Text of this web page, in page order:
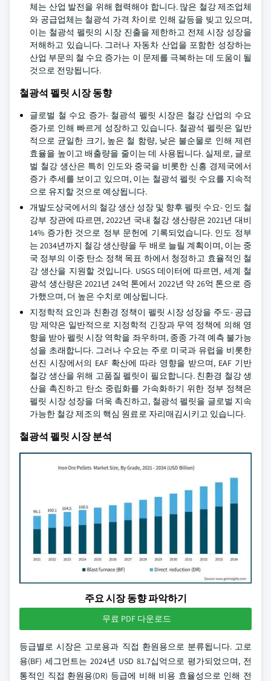
체는 산업 발전을 위해 협력해야 합니다. 많은 철강 제조업체
와 공급업체는 철광석 가격 차이로 인해 갈등을 빚고 있으며,
이는 철광석 펠릿의 시장 진출을 제한하고 전체 시장 성장을
저해하고 있습니다. 그러나 자동차 산업을 포함한 성장하는
산업 부문의 철 수요 증가는 이 문제를 극복하는 데 도움이 될
것으로 전망됩니다.
철광석 펠릿 시장 동향
글로벌 철 수요 증가- 철광석 펠릿 시장은 철강 산업의 수요
증가로 인해 빠르게 성장하고 있습니다. 철광석 펠릿은 일반
적으로 균일한 크기, 높은 철 함량, 낮은 불순물로 인해 제련
효율을 높이고 배출량을 줄이는 데 사용됩니다. 실제로, 글로
벌 철강 생산은 특히 인도와 중국을 비롯한 신흥 경제국에서
증가 추세를 보이고 있으며, 이는 철광석 펠릿 수요를 지속적
으로 유지할 것으로 예상됩니다.
개발도상국에서의 철강 생산 성장 및 향후 펠릿 수요- 인도 철
강부 장관에 따르면, 2022년 국내 철강 생산량은 2021년 대비
14% 증가한 것으로 정부 문헌에 기록되었습니다. 인도 정부
는 2034년까지 철강 생산량을 두 배로 늘릴 계획이며, 이는 중
국 정부의 이중 탄소 정책 목표 하에서 청정하고 효율적인 철
강 생산을 지원할 것입니다. USGS 데이터에 따르면, 세계 철
광석 생산량은 2021년 24억 톤에서 2022년 약 26억 톤으로 증
가했으며, 더 높은 수치로 예상됩니다.
지정학적 요인과 친환경 정책이 펠릿 시장 성장을 주도- 공급
망 제약은 일반적으로 지정학적 긴장과 무역 정책에 의해 영
향을 받아 펠릿 시장 역학을 좌우하며, 종종 가격 예측 불가능
성을 초래합니다. 그러나 수요는 주로 미국과 유럽을 비롯한
선진 시장에서의 EAF 확산에 따라 영향을 받으며, EAF 기반
철강 생산을 위해 고품질 펠릿이 필요합니다. 친환경 철강 생
산을 촉진하고 탄소 중립화를 가속화하기 위한 정부 정책은
펠릿 시장 성장을 더욱 촉진하고, 철광석 펠릿을 글로벌 지속
가능한 철강 제조의 핵심 원료로 자리매김시키고 있습니다.
철광석 펠릿 시장 분석
주요 시장 동향 파악하기
무료 PDF 다운로드
등급별로 시장은 고로용과 직접 환원용으로 분류됩니다. 고로
용(BF) 세그먼트는 2024년 USD 81.7십억으로 평가되었으며, 전
통적인 직접 환원용(DR) 등급에 비해 비용 효율성으로 인해 전